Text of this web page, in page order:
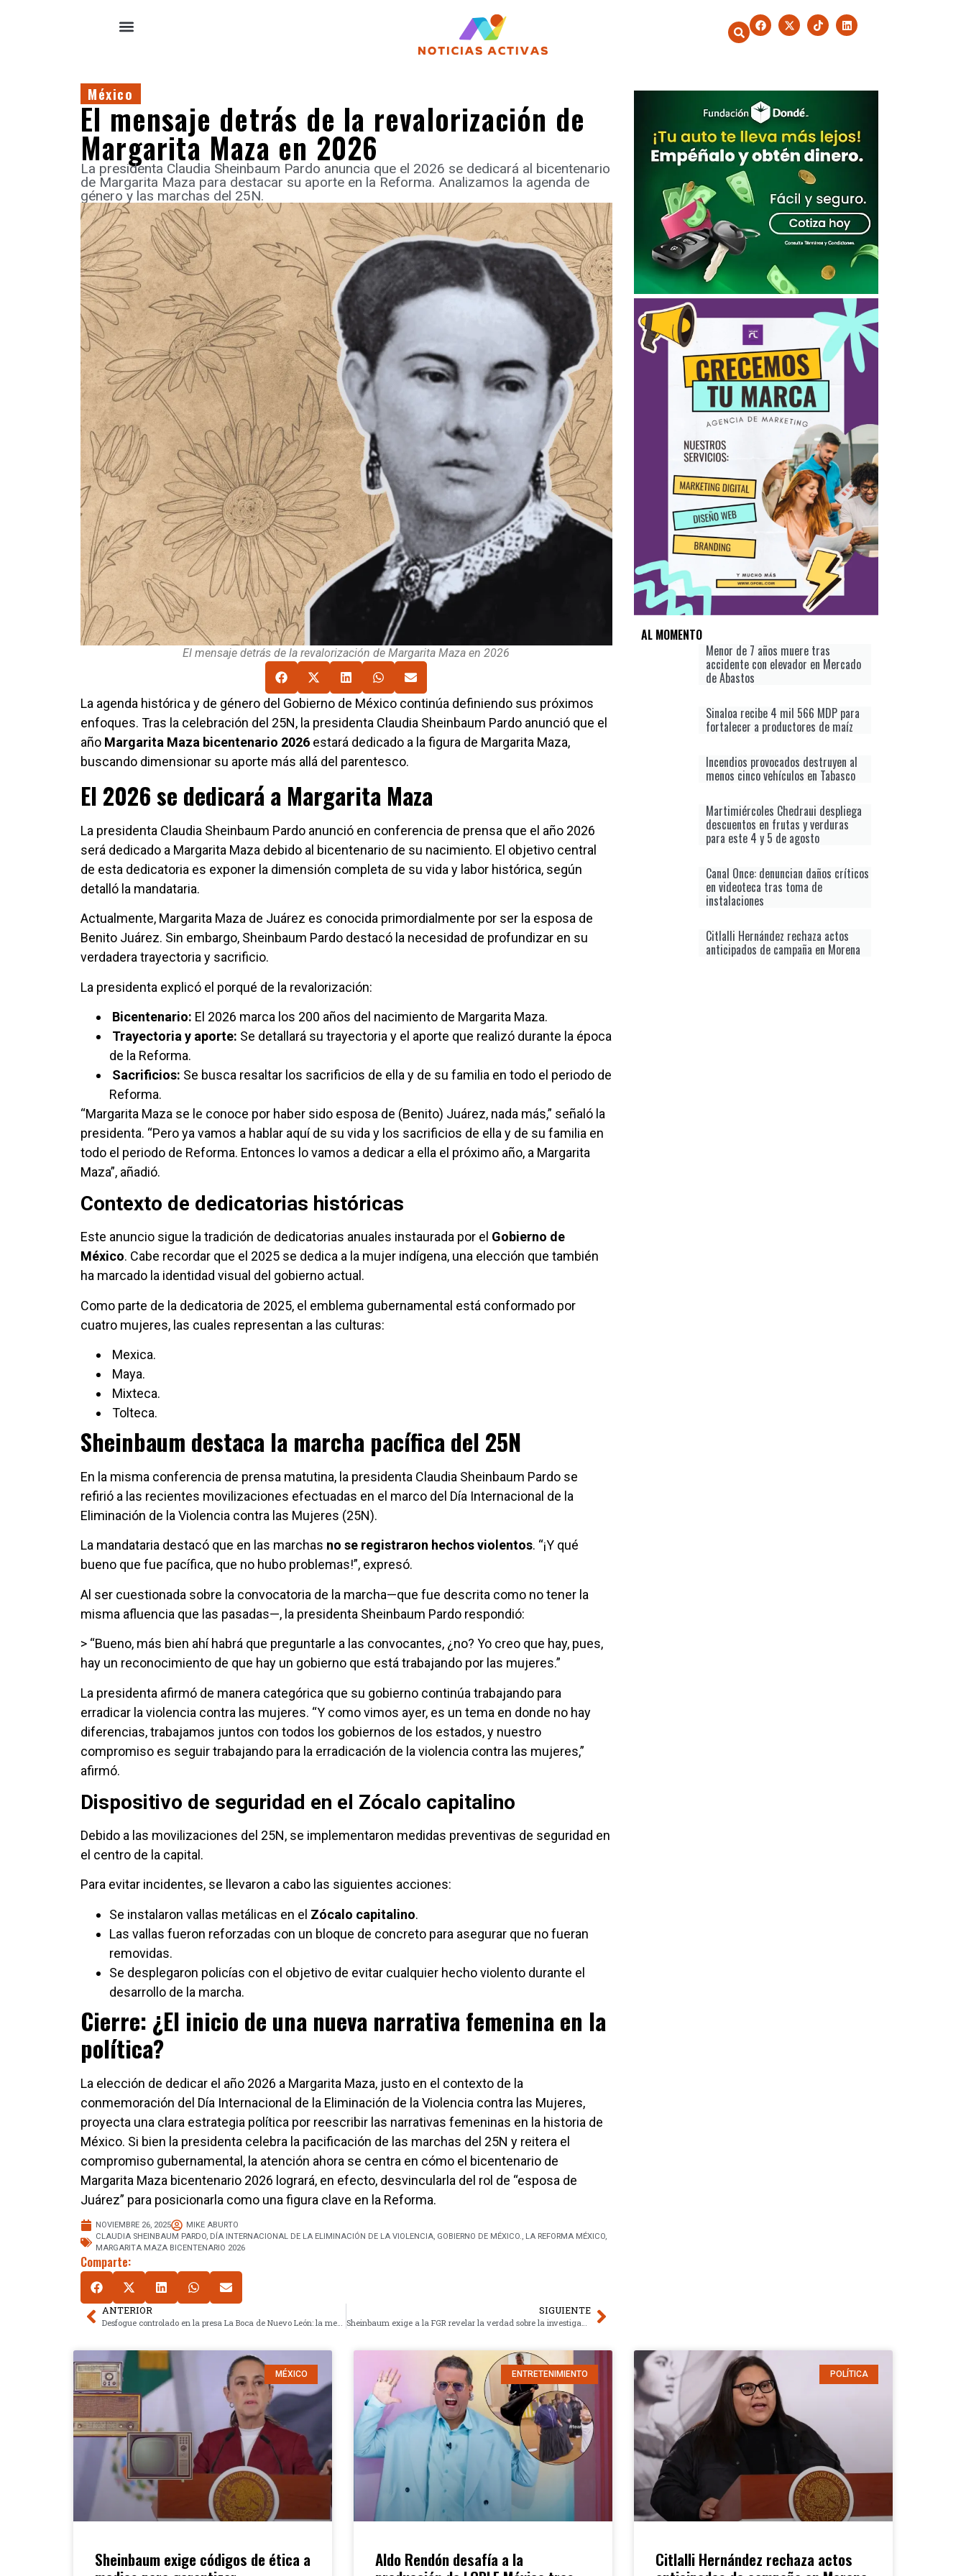
México
El mensaje detrás de la revalorización de
Margarita Maza en 2026
La presidenta Claudia Sheinbaum Pardo anuncia que el 2026 se dedicará al bicentenario
de Margarita Maza para destacar su aporte en la Reforma. Analizamos la agenda de
género y las marchas del 25N.
El mensaje detrás de la revalorización de Margarita Maza en 2026
La agenda histórica y de género del Gobierno de México continúa definiendo sus próximos
enfoques. Tras la celebración del 25N, la presidenta Claudia Sheinbaum Pardo anunció que el
año Margarita Maza bicentenario 2026 estará dedicado a la figura de Margarita Maza,
buscando dimensionar su aporte más allá del parentesco.
El 2026 se dedicará a Margarita Maza
La presidenta Claudia Sheinbaum Pardo anunció en conferencia de prensa que el año 2026
será dedicado a Margarita Maza debido al bicentenario de su nacimiento. El objetivo central
de esta dedicatoria es exponer la dimensión completa de su vida y labor histórica, según
detalló la mandataria.
Actualmente, Margarita Maza de Juárez es conocida primordialmente por ser la esposa de
Benito Juárez. Sin embargo, Sheinbaum Pardo destacó la necesidad de profundizar en su
verdadera trayectoria y sacrificio.
La presidenta explicó el porqué de la revalorización:
Bicentenario: El 2026 marca los 200 años del nacimiento de Margarita Maza.
Trayectoria y aporte: Se detallará su trayectoria y el aporte que realizó durante la época
de la Reforma.
Sacrificios: Se busca resaltar los sacrificios de ella y de su familia en todo el periodo de
Reforma.
“Margarita Maza se le conoce por haber sido esposa de (Benito) Juárez, nada más,” señaló la
presidenta. “Pero ya vamos a hablar aquí de su vida y los sacrificios de ella y de su familia en
todo el periodo de Reforma. Entonces lo vamos a dedicar a ella el próximo año, a Margarita
Maza”, añadió.
Contexto de dedicatorias históricas
Este anuncio sigue la tradición de dedicatorias anuales instaurada por el Gobierno de
México. Cabe recordar que el 2025 se dedica a la mujer indígena, una elección que también
ha marcado la identidad visual del gobierno actual.
Como parte de la dedicatoria de 2025, el emblema gubernamental está conformado por
cuatro mujeres, las cuales representan a las culturas:
Mexica.
Maya.
Mixteca.
Tolteca.
Sheinbaum destaca la marcha pacífica del 25N
En la misma conferencia de prensa matutina, la presidenta Claudia Sheinbaum Pardo se
refirió a las recientes movilizaciones efectuadas en el marco del Día Internacional de la
Eliminación de la Violencia contra las Mujeres (25N).
La mandataria destacó que en las marchas no se registraron hechos violentos. “¡Y qué
bueno que fue pacífica, que no hubo problemas!”, expresó.
Al ser cuestionada sobre la convocatoria de la marcha—que fue descrita como no tener la
misma afluencia que las pasadas—, la presidenta Sheinbaum Pardo respondió:
> “Bueno, más bien ahí habrá que preguntarle a las convocantes, ¿no? Yo creo que hay, pues,
hay un reconocimiento de que hay un gobierno que está trabajando por las mujeres.”
La presidenta afirmó de manera categórica que su gobierno continúa trabajando para
erradicar la violencia contra las mujeres. “Y como vimos ayer, es un tema en donde no hay
diferencias, trabajamos juntos con todos los gobiernos de los estados, y nuestro
compromiso es seguir trabajando para la erradicación de la violencia contra las mujeres,”
afirmó.
Dispositivo de seguridad en el Zócalo capitalino
Debido a las movilizaciones del 25N, se implementaron medidas preventivas de seguridad en
el centro de la capital.
Para evitar incidentes, se llevaron a cabo las siguientes acciones:
Se instalaron vallas metálicas en el Zócalo capitalino.
Las vallas fueron reforzadas con un bloque de concreto para asegurar que no fueran
removidas.
Se desplegaron policías con el objetivo de evitar cualquier hecho violento durante el
desarrollo de la marcha.
Cierre: ¿El inicio de una nueva narrativa femenina en la
política?
La elección de dedicar el año 2026 a Margarita Maza, justo en el contexto de la
conmemoración del Día Internacional de la Eliminación de la Violencia contra las Mujeres,
proyecta una clara estrategia política por reescribir las narrativas femeninas en la historia de
México. Si bien la presidenta celebra la pacificación de las marchas del 25N y reitera el
compromiso gubernamental, la atención ahora se centra en cómo el bicentenario de
Margarita Maza bicentenario 2026 logrará, en efecto, desvincularla del rol de “esposa de
Juárez” para posicionarla como una figura clave en la Reforma.
NOVIEMBRE 26, 2025
MIKE ABURTO
CLAUDIA SHEINBAUM PARDO, DÍA INTERNACIONAL DE LA ELIMINACIÓN DE LA VIOLENCIA, GOBIERNO DE MÉXICO., LA REFORMA MÉXICO,
MARGARITA MAZA BICENTENARIO 2026
Comparte:
ANTERIOR
Desfogue controlado en la presa La Boca de Nuevo León: la medida preventiva de Conagua
SIGUIENTE
Sheinbaum exige a la FGR revelar la verdad sobre la investigación de Raúl Rocha Cantú
AL MOMENTO
Menor de 7 años muere tras
accidente con elevador en Mercado
de Abastos
Sinaloa recibe 4 mil 566 MDP para
fortalecer a productores de maíz
Incendios provocados destruyen al
menos cinco vehículos en Tabasco
Martimiércoles Chedraui despliega
descuentos en frutas y verduras
para este 4 y 5 de agosto
Canal Once: denuncian daños críticos
en videoteca tras toma de
instalaciones
Citlalli Hernández rechaza actos
anticipados de campaña en Morena
MÉXICO
Sheinbaum exige códigos de ética a
ENTRETENIMIENTO
Aldo Rendón desafía a la
POLÍTICA
Citlalli Hernández rechaza actos